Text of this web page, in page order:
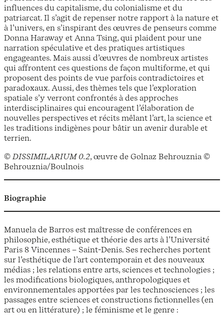
influences du capitalisme, du colonialisme et du
patriarcat. Il s’agit de repenser notre rapport à la nature et
à l’univers, en s’inspirant des œuvres de penseurs comme
Donna Haraway et Anna Tsing, qui plaident pour une
narration spéculative et des pratiques artistiques
engageantes. Mais aussi d’œuvres de nombreux artistes
qui affrontent ces questions de façon multiforme, et qui
proposent des points de vue parfois contradictoires et
paradoxaux. Aussi, des thèmes tels que l’exploration
spatiale s’y verront confrontés à des approches
interdisciplinaires qui encouragent l’élaboration de
nouvelles perspectives et récits mêlant l’art, la science et
les traditions indigènes pour bâtir un avenir durable et
terrien.
© DISSIMILARIUM 0.2, œuvre de Golnaz Behrouznia ©
Behrouznia/Boulnois
Biographie
Manuela de Barros est maîtresse de conférences en
philosophie, esthétique et théorie des arts à l’Université
Paris 8 Vincennes – Saint-Denis. Ses recherches portent
sur l’esthétique de l’art contemporain et des nouveaux
médias ; les relations entre arts, sciences et technologies ;
les modifications biologiques, anthropologiques et
environnementales apportées par les technosciences ; les
passages entre sciences et constructions fictionnelles (en
art ou en littérature) ; le féminisme et le genre :